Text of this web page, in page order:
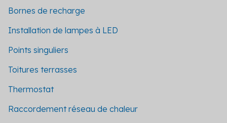
Bornes de recharge
Installation de lampes à LED
Points singuliers
Toitures terrasses
Thermostat
Raccordement réseau de chaleur